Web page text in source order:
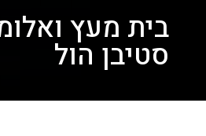
בית מעץ
סטיבן הול